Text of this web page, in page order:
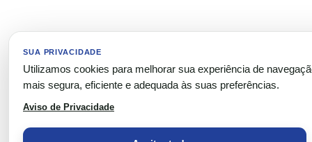
SUA PRIVACIDADE
Utilizamos cookies para melhorar sua experiência de
mais segura, eficiente e adequada às suas preferências.
Aviso de Privacidade